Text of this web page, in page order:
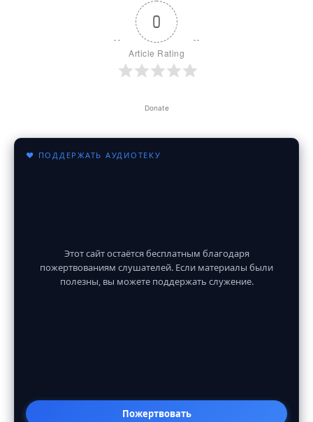
0
Article Rating
Donate
♥ ПОДДЕРЖАТЬ АУДИОТЕКУ
Этот сайт остаётся бесплатным благодаря
пожертвованиям слушателей. Если материалы были
полезны, вы можете поддержать служение.
Пожертвовать